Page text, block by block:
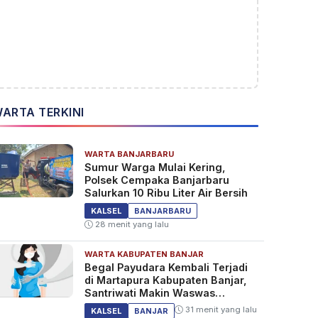
TERKINI
WARTA BANJARBARU
Sumur Warga Mulai Kering,
Polsek Cempaka Banjarbaru
Salurkan 10 Ribu Liter Air Bersih
KALSEL
BANJARBARU
28 menit yang lalu
WARTA KABUPATEN BANJAR
Begal Payudara Kembali Terjadi
di Martapura Kabupaten Banjar,
Santriwati Makin Waswas
Melintas
KALSEL BANJAR 31 menit yang lalu